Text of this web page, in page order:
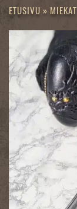
ETUSIVU » MIEKAT